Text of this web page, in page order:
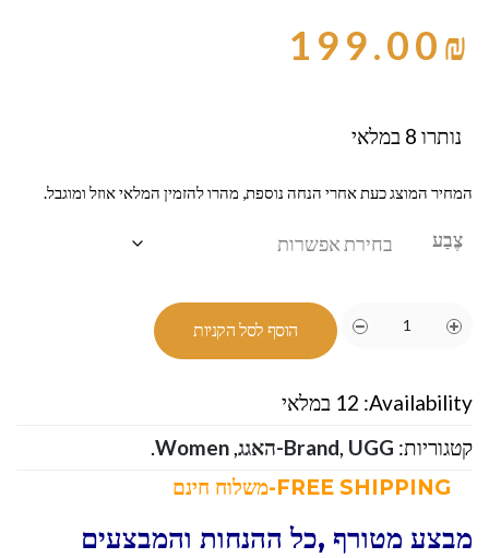
199.00₪
נותרו 8 במלאי
המחיר המוצג כעת אחרי הנחה נוספת, מהרו להזמין המלאי אוזל ומוגבל.
צֶבַע
הוסף לסל הקניות
Availability: 12 במלאי
קטגוריות:
Brand, UGG-האגג ,
Women
.
מבצע מטורף ,כל ההנחות והמבצעים